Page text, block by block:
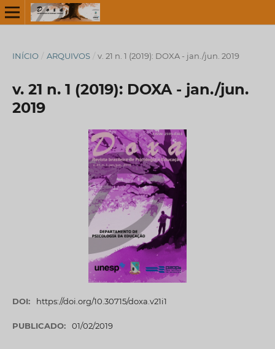
INÍCIO / ARQUIVOS / v. 21 n. 1 (2019): DOXA - jan./jun. 2019
v. 21 n. 1 (2019): DOXA - jan./jun.
2019
DOI: https://doi.org/10.30715/doxa.v21i1
PUBLICADO: 01/02/2019